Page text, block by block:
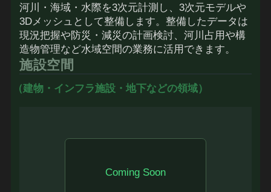
河川・海域・水際を3次元計測し、3次元モデルや
3Dメッシュとして整備します。整備したデータは
現況把握や防災・減災の計画検討、河川占用や構
造物管理など水域空間の業務に活用できます。
施設空間
（建物・インフラ施設・地下などの領域）
Coming Soon